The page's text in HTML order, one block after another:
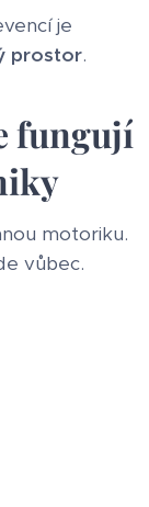
je
prostor.
fungují
motoriku.
vůbec.